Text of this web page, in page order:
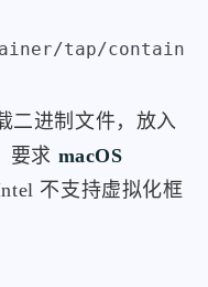
二进制文件，放入
要求 macOS
不支持虚拟化框